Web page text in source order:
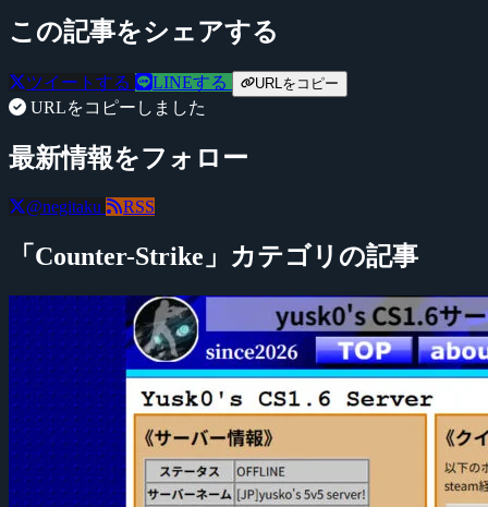
この記事をシェアする
ツイートする LINEする URLをコピー
URLをコピーしました
最新情報をフォロー
@negitaku RSS
「Counter-Strike」カテゴリの記事